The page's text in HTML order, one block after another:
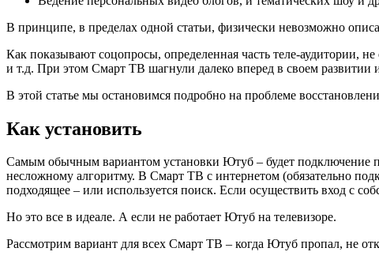
В принципе, в пределах одной статьи, физически невозможно
Как показывают соцопросы, определенная часть теле-аудитории,
и т.д. При этом Смарт ТВ шагнули далеко вперед в своем
В этой статье мы остановимся подробно на проблеме
Как установить
Самым обычным вариантом установки Ютуб – будет подключение
несложному алгоритму. В Смарт ТВ с интернетом (обязательно
подходящее – или используется поиск. Если осуществить вход с
Но это все в идеале. А если не работает Ютуб на телевизоре.
Рассмотрим вариант для всех Смарт ТВ – когда Ютуб пропал, не